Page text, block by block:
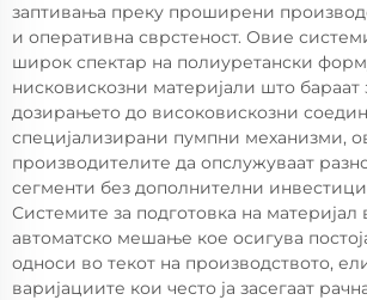
заптивања преку проширени
и оперативна сврстеност. Овие
широк спектар на полиуретански
нисковискозни материјали што
дозирањето до високовискозни
специјализирани пумпни механизми,
производителите да опслужуваат
сегменти без дополнителни
Системите за подготовка на материјал
автоматско мешање кое осигува
односи во текот на производството,
варијациите кои често ја засегаат